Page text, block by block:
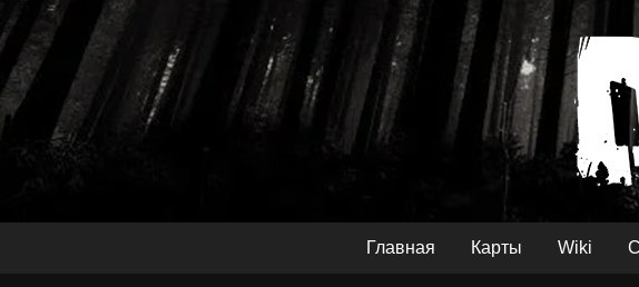
Главная Карты Wiki